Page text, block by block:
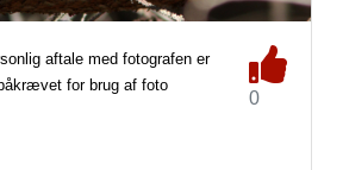
aftale med fotografen er
for brug af foto
0